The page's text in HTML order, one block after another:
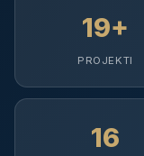
19+
PROJEKTI
16